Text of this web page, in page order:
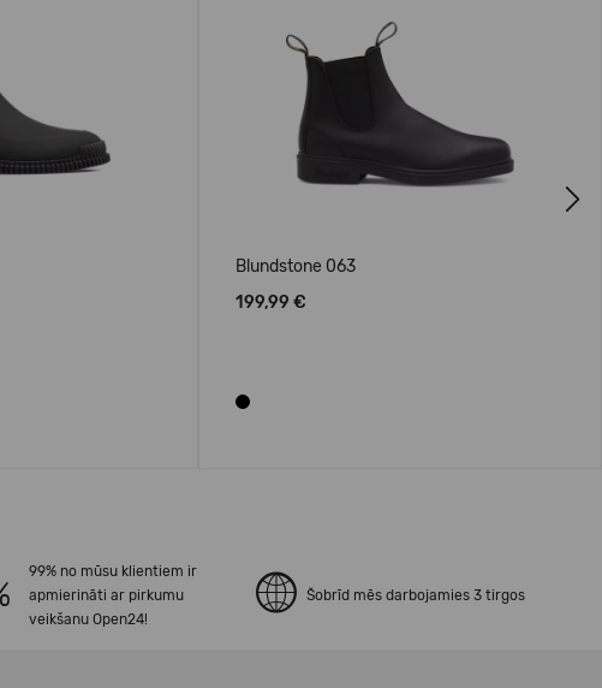
Blundstone 063
199,99 €
99% no mūsu klientiem ir
apmierināti ar pirkumu
veikšanu Open24!
Šobrīd mēs darbojamies 3 tirgos